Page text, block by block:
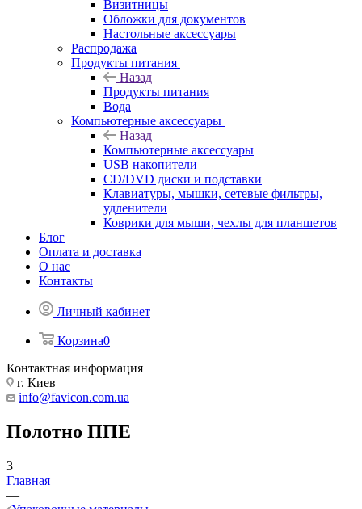
Визитницы
Обложки для документов
Настольные аксессуары
Распродажа
Продукты питания
Назад
Продукты питания
Вода
Компьютерные аксессуары
Назад
Компьютерные аксессуары
USB накопители
CD/DVD диски и подставки
Клавиатуры, мышки, сетевые фильтры,
удленители
Коврики для мыши, чехлы для планшетов
Блог
Оплата и доставка
О нас
Контакты
Личный кабинет
Корзина0
Контактная информация
г. Киев
info@favicon.com.ua
Полотно ППЕ
3
Главная
—